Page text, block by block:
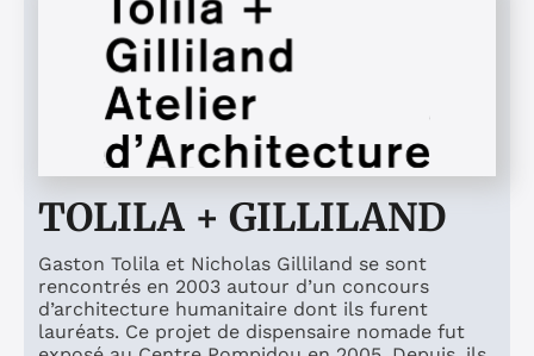
Dossier Presse
Référence
TOLILA + GILLILAND
Gaston Tolila et Nicholas Gilliland se sont
rencontrés en 2003 autour d’un concours
d’architecture humanitaire dont ils furent
lauréats. Ce projet de dispensaire nomade fut